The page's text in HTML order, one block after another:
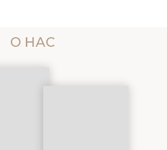
О НАС